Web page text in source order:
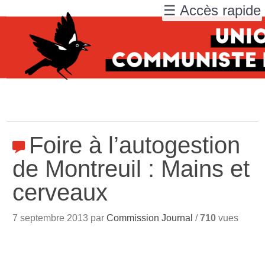
Foire à l’autogestion
de Montreuil : Mains et
cerveaux
7 septembre 2013 parCommission Journal /710 vues
☰ Accès rapide